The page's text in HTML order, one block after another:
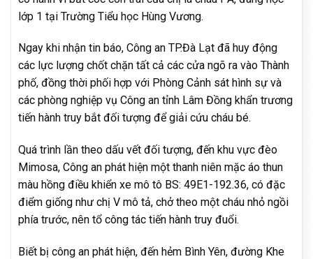
lớp 1 tại Trường Tiểu học Hùng Vương.
Ngay khi nhận tin báo, Công an TP.Đà Lạt đã huy động
các lực lượng chốt chặn tất cả các cửa ngõ ra vào Thành
phố, đồng thời phối hợp với Phòng Cảnh sát hình sự và
các phòng nghiệp vụ Công an tỉnh Lâm Đồng khẩn trương
tiến hành truy bắt đối tượng để giải cứu cháu bé.
Quá trình lần theo dấu vết đối tượng, đến khu vực đèo
Mimosa, Công an phát hiện một thanh niên mặc áo thun
màu hồng điều khiển xe mô tô BS: 49E1-192.36, có đặc
điểm giống như chị V mô tả, chở theo một cháu nhỏ ngồi
phía trước, nên tổ công tác tiến hành truy đuổi.
Biết bị công an phát hiện, đến hẻm Bình Yên, đường Khe